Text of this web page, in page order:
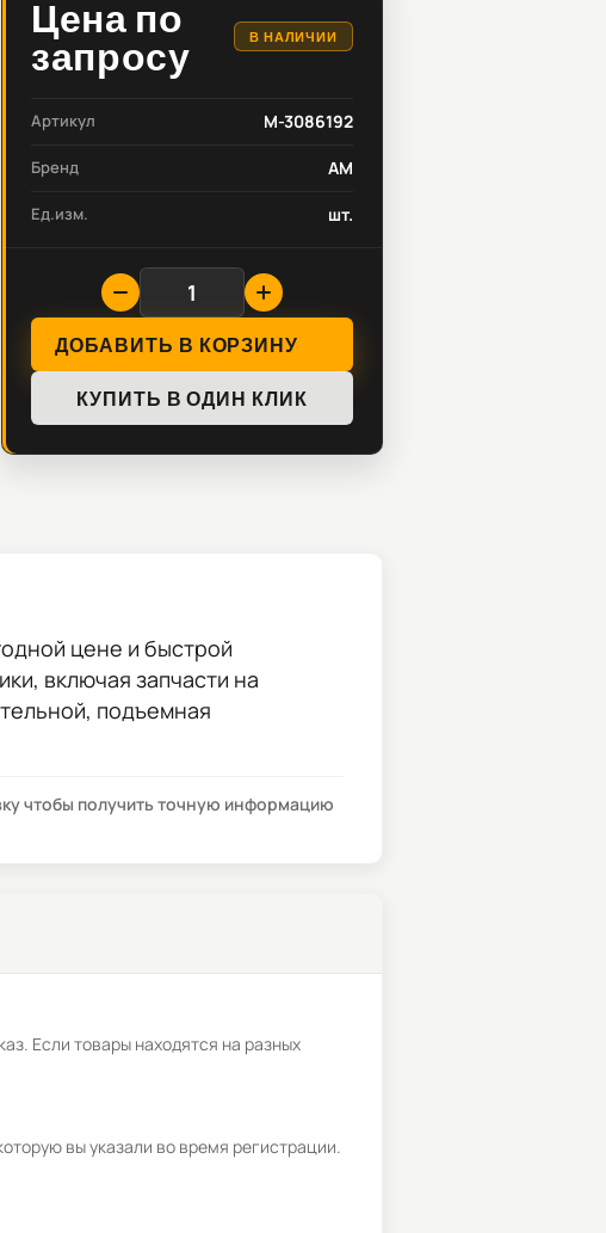
Цена по
запросу
В НАЛИЧИИ
Артикул M-3086192
Бренд AM
Ед.изм. шт.
ДОБАВИТЬ В КОРЗИНУ
КУПИТЬ В ОДИН КЛИК
цене и быстрой
включая запчасти на
подъемная
чтобы получить точную информацию
Если товары находятся на разных
вы указали во время регистрации.